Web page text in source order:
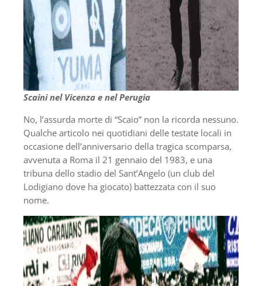
Scaini nel Vicenza e nel Perugia
No, l’assurda morte di “Scaio” non la ricorda nessuno.
Qualche articolo nei quotidiani delle testate locali in
occasione dell’anniversario della tragica scomparsa,
avvenuta a Roma il 21 gennaio del 1983, e una
tribuna dello stadio del Sant’Angelo (un club del
Lodigiano dove ha giocato) battezzata con il suo
nome.